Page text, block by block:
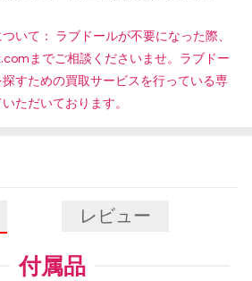
いて： ラブドールが不要になった際、
までご相談くださいませ。ラブドー
すための買取サービスを行っている専
ただいております。
レビュー
付属品